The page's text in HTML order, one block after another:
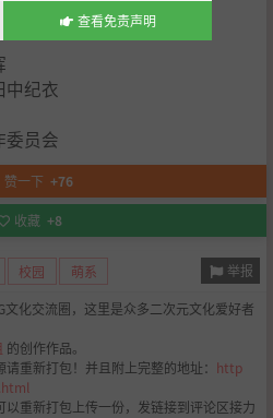
中纪衣
委员会
赞一下 +76
收藏 +8
校园 萌系 举报
文化交流圈，这里是众多二次元文化爱好者
的创作作品。
重新打包！并且附上完整的地址： http
重新打包上传一份，发链接到评论区接力
查看免责声明